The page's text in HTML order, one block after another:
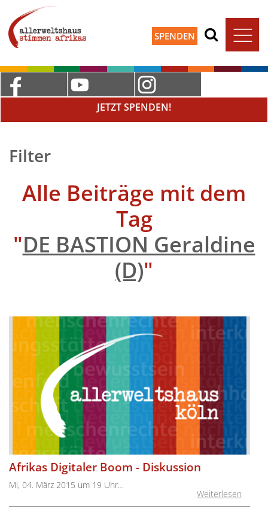
SPENDEN
JETZT SPENDEN!
Filter
Alle Beiträge mit dem
Tag
"DE BASTION Geraldine
(D)"
Afrikas Digitaler Boom - Diskussion
Mi, 04. März 2015 um 19 Uhr…
Weiterlesen